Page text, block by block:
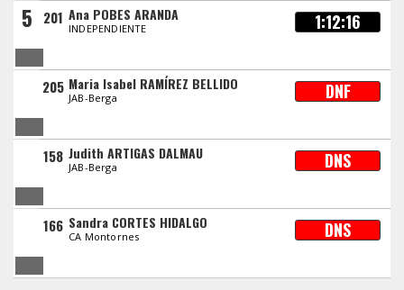
5 201 Ana POBES ARANDA
INDEPENDIENTE 1:12:16
205 Maria Isabel RAMÍREZ BELLIDO
JAB-Berga DNF
158 Judith ARTIGAS DALMAU
JAB-Berga DNS
166 Sandra CORTES HIDALGO
CA Montornes DNS